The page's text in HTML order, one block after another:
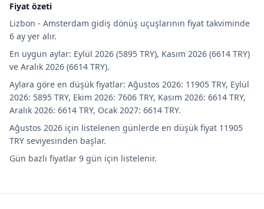
Fiyat özeti
Lizbon - Amsterdam gidiş dönüş uçuşlarının fiyat takviminde
6 ay yer alır.
En uygun aylar: Eylül 2026 (5895 TRY), Kasım 2026 (6614 TRY)
ve Aralık 2026 (6614 TRY).
Aylara göre en düşük fiyatlar: Ağustos 2026: 11905 TRY, Eylül
2026: 5895 TRY, Ekim 2026: 7606 TRY, Kasım 2026: 6614 TRY,
Aralık 2026: 6614 TRY, Ocak 2027: 6614 TRY.
Ağustos 2026 için listelenen günlerde en düşük fiyat 11905
TRY seviyesinden başlar.
Gün bazlı fiyatlar 9 gün için listelenir.